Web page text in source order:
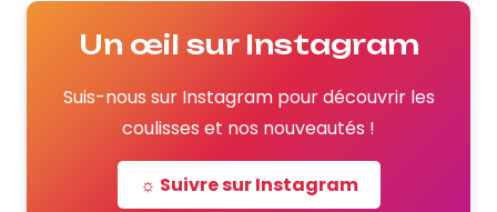
Un œil sur Instagram
Suis-nous sur Instagram pour découvrir les
coulisses et nos nouveautés !
☼ Suivre sur Instagram